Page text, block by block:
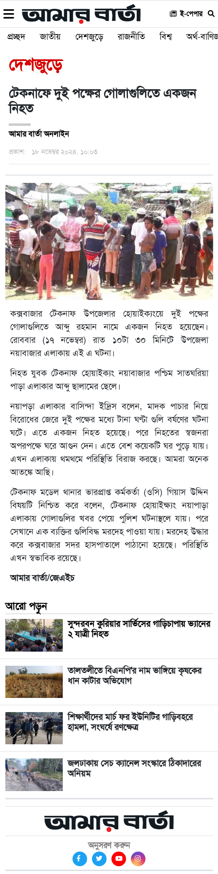
ই-পেপার
প্রচ্ছদ জাতীয় দেশজুড়ে রাজনীতি বিশ্ব অর্থ-
দেশজুড়ে
টেকনাফে দুই পক্ষের গোলাগুলিতে একজন
নিহত
আমার বার্তা অনলাইন
প্রকাশ: ১৮ নভেম্বর ২০২৪, ১০:০৩
কক্সবাজার টেকনাফ উপজেলার হোয়াইক্যংয়ে দুই পক্ষের
গোলাগুলিতে আব্দু রহমান নামে একজন নিহত হয়েছেন।
রোববার (১৭ নভেম্বর) রাত ১০টা ৩০ মিনিটে উপজেলা
নয়াবাজার এলাকায় এই এ ঘটনা।
নিহত যুবক টেকনাফ হোয়াইক্যং নয়াবাজার পশ্চিম সাতঘরিয়া
পাড়া এলাকার আব্দু ছালামের ছেলে।
নয়াপড়া এলাকার বাসিন্দা ইদ্রিস বলেন, মাদক পাচার নিয়ে
বিরোধের জেরে দুই পক্ষের মধ্যে টানা ঘণ্টা গুলি বর্ষণের ঘটনা
ঘটে। এতে একজন নিহত হয়েছে। পরে নিহতের স্বজনরা
অপরপক্ষে ঘরে আগুন দেন। এতে বেশ কয়েকটি ঘর পুড়ে যায়।
এখন এলাকায় থমথমে পরিস্থিতি বিরাজ করছে। আমরা অনেক
আতঙ্কে আছি।
টেকনাফ মডেল থানার ভারপ্রাপ্ত কর্মকর্তা (ওসি) গিয়াস উদ্দিন
বিষয়টি নিশ্চিত করে বলেন, টেকনাফ হোয়াইক্ষ্যং নয়াপাড়া
এলাকায় গোলাগুলির খবর পেয়ে পুলিশ ঘটনাস্থলে যায়। পরে
সেখানে এক ব্যক্তির গুলিবিদ্ধ মরদেহ পাওয়া যায়। মরদেহ উদ্ধার
করে কক্সবাজার সদর হাসপাতালে পাঠানো হয়েছে। পরিস্থিতি
এখন স্বভাবিক রয়েছে।
আমার বার্তা/জেএইচ
আরো পড়ুন
সুন্দরবন কুরিয়ার সার্ভিসের গাড়িচাপায় ভ্যানের
২ যাত্রী নিহত
তালতলীতে বিএনপি'র নাম ভাঙ্গিয়ে কৃষকের
ধান কাটার অভিযোগ
শিক্ষার্থীদের মার্চ ফর ইউনিটির গাড়িবহরে
হামলা, সংঘর্ষে রণক্ষেত্র
জলঢাকায় সেচ ক্যানেল সংস্কারে ঠিকাদারের
অনিয়ম
অনুসরণ করুন